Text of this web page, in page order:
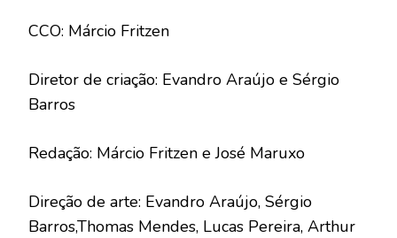
CCO: Márcio Fritzen
Diretor de criação: Evandro Araújo e Sérgio
Barros
Redação: Márcio Fritzen e José Maruxo
Direção de arte: Evandro Araújo, Sérgio
Barros,Thomas Mendes, Lucas Pereira, Arthur